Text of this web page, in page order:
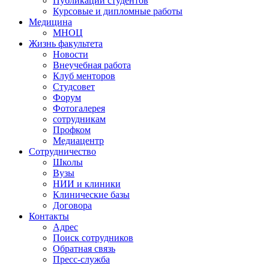
Курсовые и дипломные работы
Медицина
МНОЦ
Жизнь факультета
Новости
Внеучебная работа
Клуб менторов
Студсовет
Форум
Фотогалерея
сотрудникам
Профком
Медиацентр
Сотрудничество
Школы
Вузы
НИИ и клиники
Клинические базы
Договора
Контакты
Адрес
Поиск сотрудников
Обратная связь
Пресс-служба